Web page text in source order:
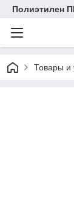
Полиэтилен
Товары и